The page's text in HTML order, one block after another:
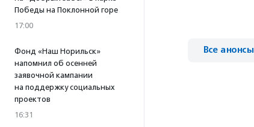
Победы на Поклонной горе
17:00
Фонд «Наш Норильск»
напомнил об осенней
заявочной кампании
на поддержку социальных
проектов
16:31
Все анонсы